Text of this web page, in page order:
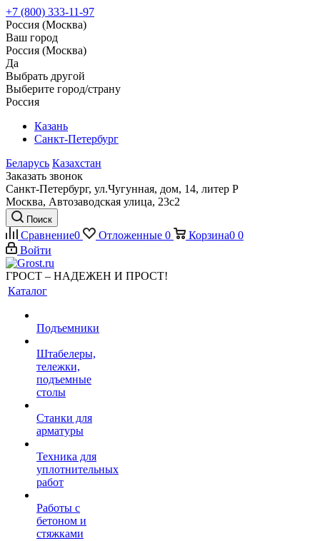
+7 (800) 333-11-97
Россия (Москва)
Ваш город
Россия (Москва)
Да
Выбрать другой
Выберите город/страну
Россия
Казань
Санкт-Петербург
Беларусь Казахстан
Заказать звонок
Санкт-Петербург, ул.Чугунная, дом, 14, литер Р
Москва, Автозаводская улица, 23с2
Поиск
Сравнение0 Отложенные 0 Корзина0 0
Войти
ГРОСТ – НАДЕЖЕН И ПРОСТ!
Каталог
Подъемники
Штабелеры,
тележки,
подъемные
столы
Станки для
арматуры
Техника для
уплотнительных
работ
Работы с
бетоном и
стяжками